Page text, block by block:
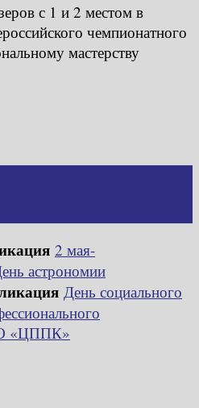
с 1 и 2 местом в
чемпионатного
мастерству
2 мая-
астрономии
День социального
«ЦППК»